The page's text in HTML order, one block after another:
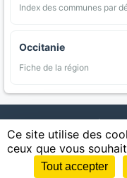
Index des communes par
Occitanie
Fiche de la région
AgriMap — Données
Appellations | Regions |
Littoral | Espaces naturels |
|
Ce site utilise des
ceux que vous
Tout accepter